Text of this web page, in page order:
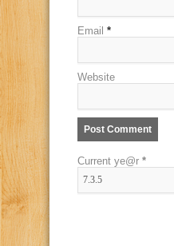
Email *
Website
Current ye@r *